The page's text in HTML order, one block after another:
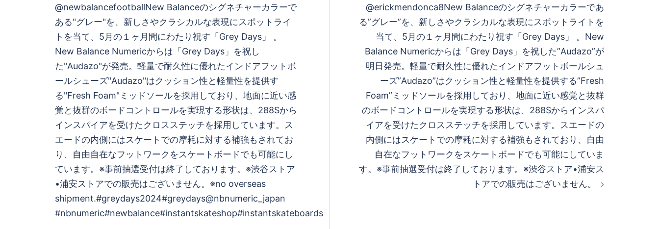
@newbalancefootballNew Balanceのシグネチャーカラーで
ある"グレー"を、新しさやクラシカルな表現にスポットライ
トを当て、5月の１ヶ月間にわたり祝す「Grey Days」 。
New Balance Numericからは「Grey Days」を祝し
た"Audazo"が発売。軽量で耐久性に優れたインドアフットボ
ールシューズ"Audazo"はクッション性と軽量性を提供す
る"Fresh Foam"ミッドソールを採用しており、地面に近い感
覚と抜群のボードコントロールを実現する形状は、288Sから
インスパイアを受けたクロスステッチを採用しています。ス
エードの内側にはスケートでの摩耗に対する補強もされてお
り、自由自在なフットワークをスケートボードでも可能にし
ています。※事前抽選受付は終了しております。※渋谷ストア
•浦安ストアでの販売はございません。※no overseas
shipment.#greydays2024#greydays@nbnumeric_japan
#nbnumeric#newbalance#instantskateshop#instantskateboards
@erickmendonca8⁠New Balanceのシグネチャーカラーであ
る”グレー”を、新しさやクラシカルな表現にスポットライトを
当て、5月の１ヶ月間にわたり祝す「Grey Days」 。New
Balance Numericからは「Grey Days」を祝した”Audazo”が
明日発売。軽量で耐久性に優れたインドアフットボールシュ
ーズ”Audazo”はクッション性と軽量性を提供する”Fresh
Foam”ミッドソールを採用しており、地面に近い感覚と抜群
のボードコントロールを実現する形状は、288Sからインスパ
イアを受けたクロスステッチを採用しています。スエードの
内側にはスケートでの摩耗に対する補強もされており、自由
自在なフットワークをスケートボードでも可能にしていま
す。※事前抽選受付は終了しております。※渋谷ストア•浦安ス
トアでの販売はございません。